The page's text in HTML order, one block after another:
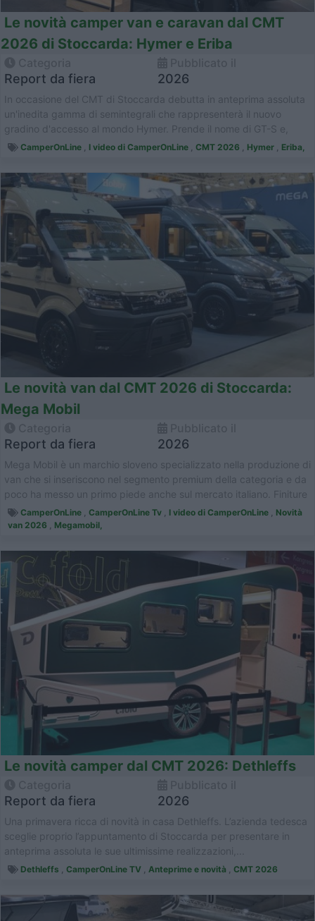
Le novità camper van e caravan dal CMT
2026 di Stoccarda: Hymer e Eriba
Report da fiera 2026
In occasione del CMT di Stoccarda debutta in anteprima assoluta
un'inedita gamma di semintegrali che rappresenterà il nuovo
gradino d'accesso al mondo Hymer. Prende il nome di GT-S e,
Come trad...
CamperOnLine , I video di CamperOnLine , CMT 2026 , Hymer , Eriba,
Le novità van dal CMT 2026 di Stoccarda:
Mega Mobil
Report da fiera 2026
Mega Mobil è un marchio sloveno specializzato nella produzione di
van che si inseriscono nel segmento premium della categoria e da
poco ha messo un primo piede anche sul mercato italiano. Finiture
di... CamperOnLine , CamperOnLine Tv , I video di CamperOnLine , Novità
van 2026 , Megamobil,
Le novità camper dal CMT 2026: Dethleffs
Report da fiera 2026
Una primavera ricca di novità in casa Dethleffs. L’azienda tedesca
sceglie proprio l’appuntamento di Stoccarda per presentare in
anteprima assoluta le sue ultimissime realizzazioni,...
Dethleffs , CamperOnLine TV , Anteprime e novità , CMT 2026